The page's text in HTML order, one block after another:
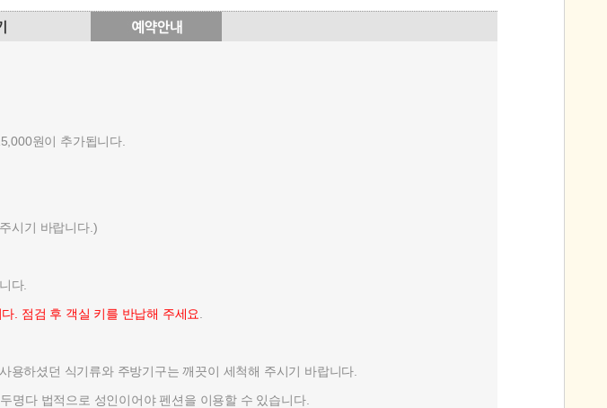
원이 추가됩니다.
시기 바랍니다.)
다.
. 점검 후 객실 키를 반납해 주세요
하셨던 식기류와 주방기구는 깨끗이 세척해 주시기 바랍니다.
명다 법적으로 성인이어야 펜션을 이용할 수 있습니다.